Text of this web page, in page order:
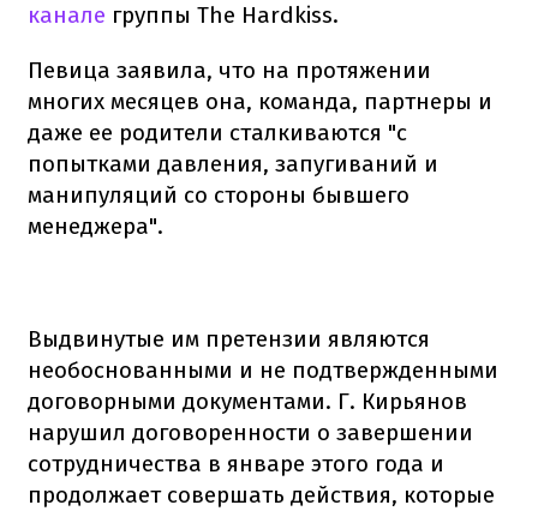
канале группы The Hardkiss.
Певица заявила, что на протяжении
многих месяцев она, команда, партнеры и
даже ее родители сталкиваются "с
попытками давления, запугиваний и
манипуляций со стороны бывшего
менеджера".
Выдвинутые им претензии являются
необоснованными и не подтвержденными
договорными документами. Г. Кирьянов
нарушил договоренности о завершении
сотрудничества в январе этого года и
продолжает совершать действия, которые